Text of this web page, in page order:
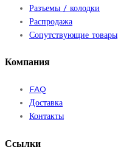
Разъемы / колодки
Распродажа
Сопутствующие товары
Компания
FAQ
Доставка
Контакты
Ссылки